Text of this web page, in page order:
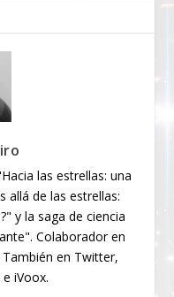
las estrellas: una
allá de las estrellas:
y la saga de ciencia
Colaborador en
en Twitter,
iVoox.